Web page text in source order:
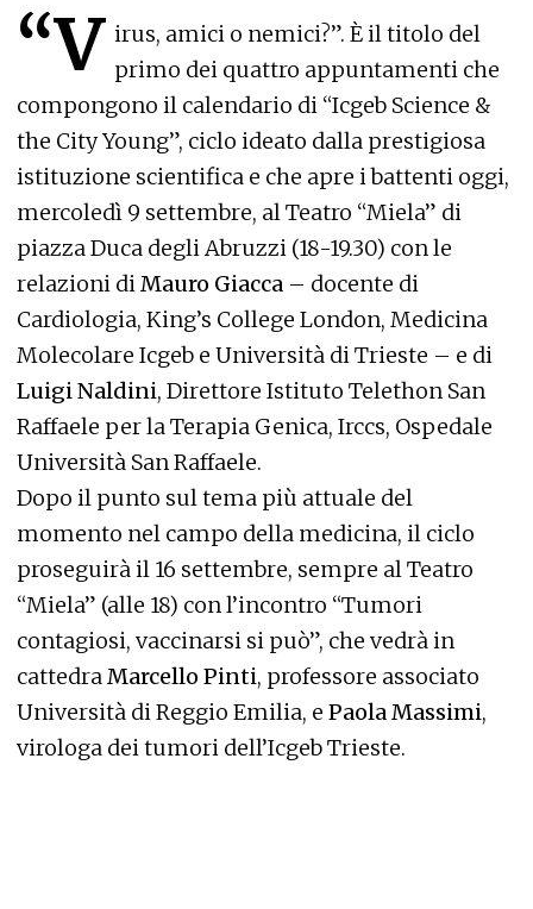
“V irus, amici o nemici?”. È il titolo del
primo dei quattro appuntamenti che
compongono il calendario di “Icgeb Science &
the City Young”, ciclo ideato dalla prestigiosa
istituzione scientifica e che apre i battenti oggi,
mercoledì 9 settembre, al Teatro “Miela” di
piazza Duca degli Abruzzi (18-19.30) con le
relazioni diMauro Giacca – docente di
Cardiologia, King’s College London, Medicina
Molecolare Icgeb e Università di Trieste – e di
Luigi Naldini, Direttore Istituto Telethon San
Raffaele per la Terapia Genica, Irccs, Ospedale
Università San Raffaele.
Dopo il punto sul tema più attuale del
momento nel campo della medicina, il ciclo
proseguirà il 16 settembre, sempre al Teatro
“Miela” (alle 18) con l’incontro “Tumori
contagiosi, vaccinarsi si può”, che vedrà in
cattedraMarcello Pinti, professore associato
Università di Reggio Emilia, e Paola Massimi,
virologa dei tumori dell’Icgeb Trieste.